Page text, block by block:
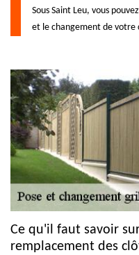
Sous Saint Leu, vous
et le changement de
Ce qu'il faut savoir
remplacement des